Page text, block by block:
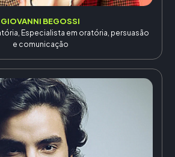
GIOVANNI BEGOSSI
Especialista em oratória, persuasão
e comunicação